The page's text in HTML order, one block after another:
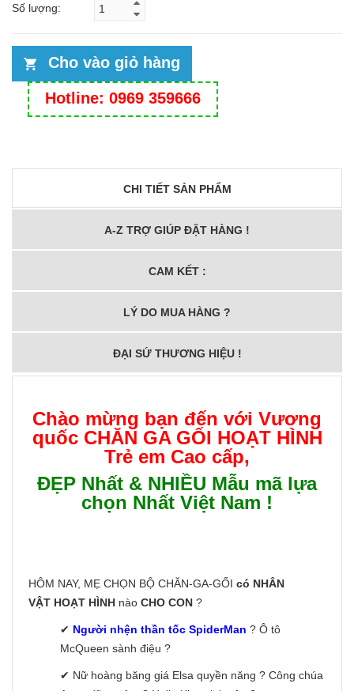
Số lượng:
Cho vào giỏ hàng
Hotline: 0969 359666
CHI TIẾT SẢN PHẨM
A-Z TRỢ GIÚP ĐẶT HÀNG !
CAM KẾT :
LÝ DO MUA HÀNG ?
ĐẠI SỨ THƯƠNG HIỆU !
Chào mừng bạn đến với Vương
quốc CHĂN GA GỐI HOẠT HÌNH
Trẻ em Cao cấp,
ĐẸP Nhất & NHIỀU Mẫu mã lựa
chọn Nhất Việt Nam !
HÔM NAY, MẸ CHỌN BỘ CHĂN-GA-GỐI có NHÂN
VẬT HOẠT HÌNH nào CHO CON ?
✔ Người nhện thần tốc SpiderMan ? Ô tô
McQueen sành điệu ?
✔ Nữ hoàng băng giá Elsa quyền năng ? Công chúa